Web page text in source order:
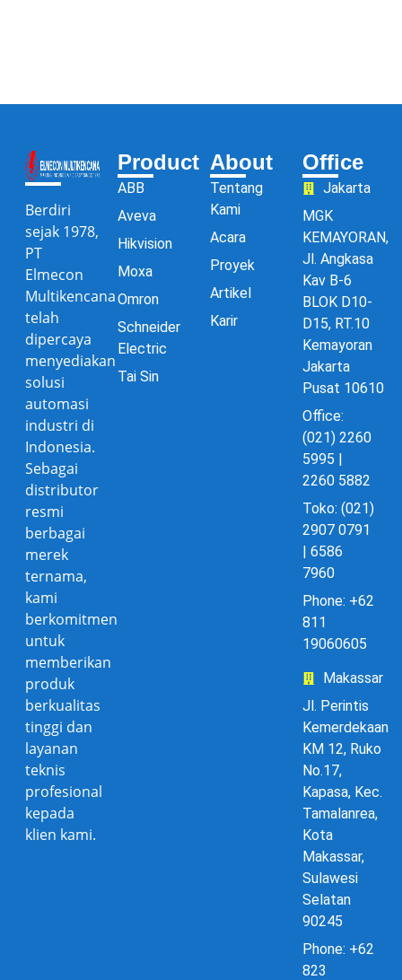
Berdiri
sejak 1978,
PT
Elmecon
Multikencana
telah
dipercaya
menyediakan
solusi
automasi
industri di
Indonesia.
Sebagai
distributor
resmi
berbagai
merek
ternama,
kami
berkomitmen
untuk
memberikan
produk
berkualitas
tinggi dan
layanan
teknis
profesional
kepada
klien kami.
Product
ABB
Aveva
Hikvision
Moxa
Omron
Schneider
Electric
Tai Sin
About
Tentang
Kami
Acara
Proyek
Artikel
Karir
Office
Jakarta
MGK
KEMAYORAN,
Jl. Angkasa
Kav B-6
BLOK D10-
D15, RT.10
Kemayoran
Jakarta
Pusat 10610
Office:
(021) 2260
5995 |
2260 5882
Toko: (021)
2907 0791
| 6586
7960
Phone: +62
811
19060605
Makassar
Jl. Perintis
Kemerdekaan
KM 12, Ruko
No.17,
Kapasa, Kec.
Tamalanrea,
Kota
Makassar,
Sulawesi
Selatan
90245
Phone: +62
823